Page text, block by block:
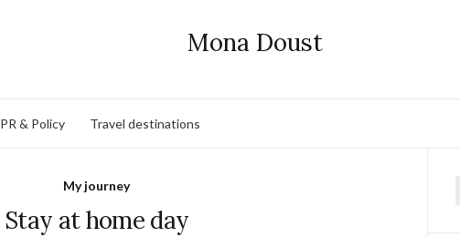
Mona Doust
PR & Policy Travel destinations
My journey
Stay at home day